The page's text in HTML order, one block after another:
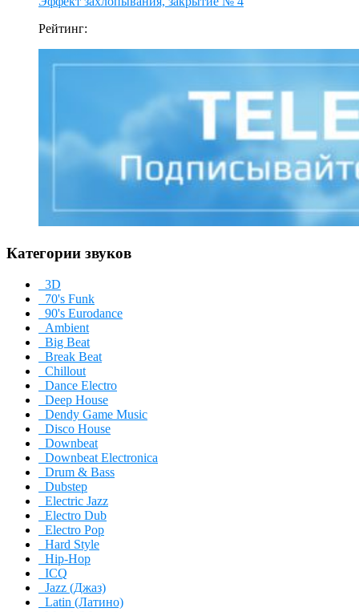
Рейтинг:
Категории звуков
3D
70's Funk
90's Eurodance
Ambient
Big Beat
Break Beat
Chillout
Dance Electro
Deep House
Dendy Game Music
Disco House
Downbeat
Downbeat Electronica
Drum & Bass
Dubstep
Electric Jazz
Electro Dub
Electro Pop
Hard Style
Hip-Hop
ICQ
Jazz (Джаз)
Latin (Латино)